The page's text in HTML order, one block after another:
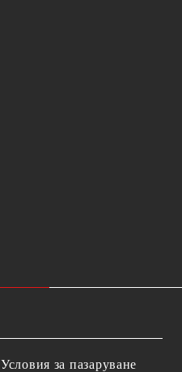
Условия за пазаруване